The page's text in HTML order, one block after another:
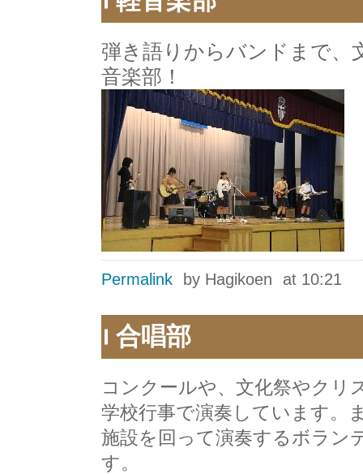
弾き語りからバンドまで、
音楽部！
Permalink by Hagikoen at 10:21
合唱部
コンクールや、文化祭やクリ
学校行事で演奏しています。
施設を回って演奏するボラン
す。